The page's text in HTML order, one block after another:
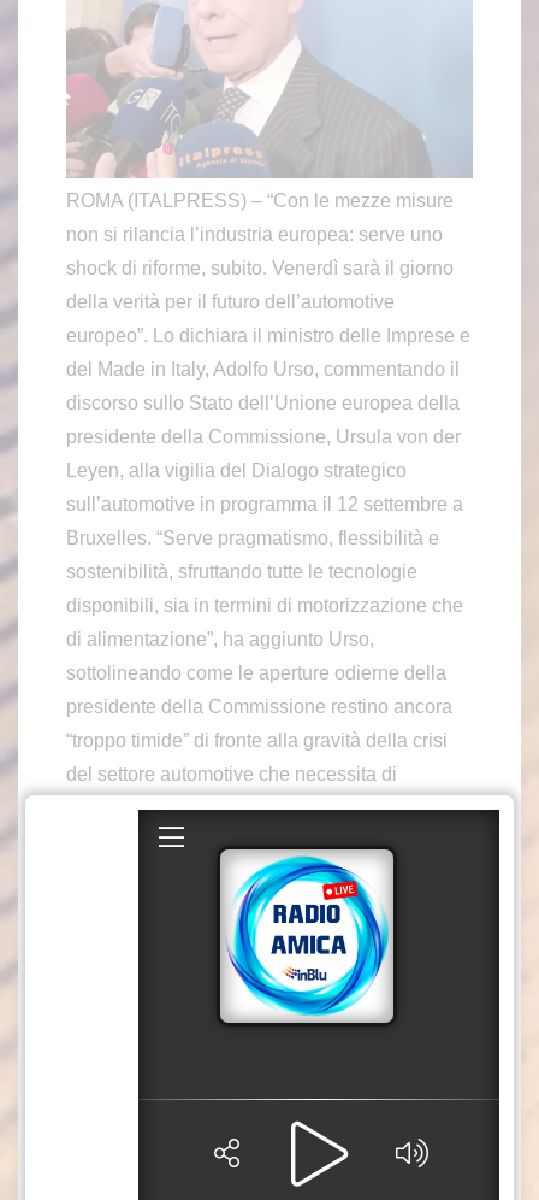
ROMA (ITALPRESS) – “Con le mezze misure
non si rilancia l’industria europea: serve uno
shock di riforme, subito. Venerdì sarà il giorno
della verità per il futuro dell’automotive
europeo”. Lo dichiara il ministro delle Imprese e
del Made in Italy, Adolfo Urso, commentando il
discorso sullo Stato dell’Unione europea della
presidente della Commissione, Ursula von der
Leyen, alla vigilia del Dialogo strategico
sull’automotive in programma il 12 settembre a
Bruxelles. “Serve pragmatismo, flessibilità e
sostenibilità, sfruttando tutte le tecnologie
disponibili, sia in termini di motorizzazione che
di alimentazione”, ha aggiunto Urso,
sottolineando come le aperture odierne della
presidente della Commissione restino ancora
“troppo timide” di fronte alla gravità della crisi
del settore automotive che necessita di
“interventi immediati, radicali e strategici”.
Per il ministro “sulla siderurgia stanno invece
prevalendo le posizioni italiane, tra cui la
previsione di misure di salvaguardia che non
dovranno limitarsi all’acciaio, ma estendersi a
tutti i settori minacciati”. Bene, infine, la
previsione di clausole per favorire il Made in